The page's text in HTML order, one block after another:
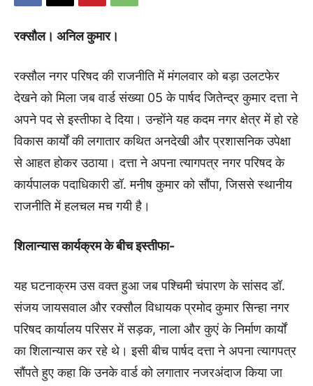
रक्सौल। अनिल कुमार।
रक्सौल नगर परिषद की राजनीति में मंगलवार को बड़ा उलटफेर
देखने को मिला जब वार्ड संख्या 05 के पार्षद जितेन्द्र कुमार दत्ता ने
अपने पद से इस्तीफा दे दिया। उन्होंने यह कदम नगर क्षेत्र में हो रहे
विकास कार्यों की लगातार कथित अनदेखी और प्रशासनिक उपेक्षा
से आहत होकर उठाया। दत्ता ने अपना त्यागपत्र नगर परिषद के
कार्यपालक पदाधिकारी डॉ. मनीष कुमार को सौंपा, जिससे स्थानीय
राजनीति में हलचल मच गयी है।
शिलान्यास कार्यक्रम के बीच इस्तीफा-
यह घटनाक्रम उस वक्त हुआ जब पश्चिमी चंपारण के सांसद डॉ.
संजय जायसवाल और रक्सौल विधायक प्रमोद कुमार सिन्हा नगर
परिषद कार्यालय परिसर में सड़क, नाला और कुएं के निर्माण कार्यों
का शिलान्यास कर रहे थे। इसी बीच पार्षद दत्ता ने अपना त्यागपत्र
सौंपते हुए कहा कि उनके वार्ड को लगातार नजरअंदाज किया जा